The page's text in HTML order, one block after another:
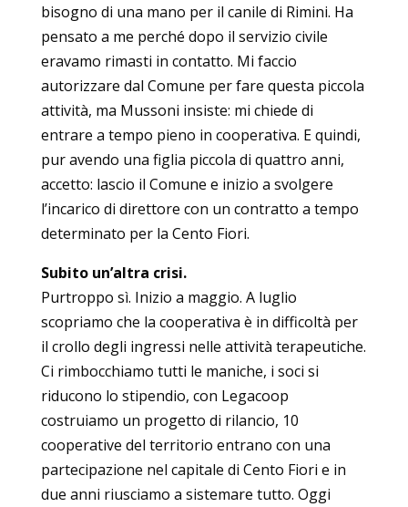
bisogno di una mano per il canile di Rimini. Ha
pensato a me perché dopo il servizio civile
eravamo rimasti in contatto. Mi faccio
autorizzare dal Comune per fare questa piccola
attività, ma Mussoni insiste: mi chiede di
entrare a tempo pieno in cooperativa. E quindi,
pur avendo una figlia piccola di quattro anni,
accetto: lascio il Comune e inizio a svolgere
l’incarico di direttore con un contratto a tempo
determinato per la Cento Fiori.
Subito un’altra crisi.
Purtroppo sì. Inizio a maggio. A luglio
scopriamo che la cooperativa è in difficoltà per
il crollo degli ingressi nelle attività terapeutiche.
Ci rimbocchiamo tutti le maniche, i soci si
riducono lo stipendio, con Legacoop
costruiamo un progetto di rilancio, 10
cooperative del territorio entrano con una
partecipazione nel capitale di Cento Fiori e in
due anni riusciamo a sistemare tutto. Oggi